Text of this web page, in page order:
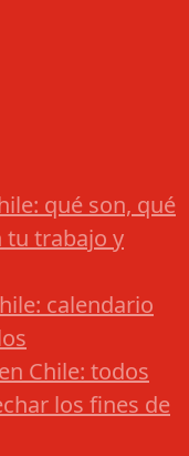
qué son, qué
tu trabajo y
calendario
Chile: todos
los fines de